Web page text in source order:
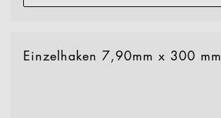
Einzelhaken 7,90mm x 300 mm